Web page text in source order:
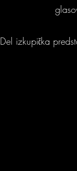
Del izkupička